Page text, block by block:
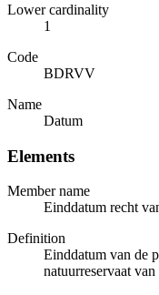
Lower cardinality
1
Code
BDRVV
Name
Datum
Elements
Member name
Einddatum recht
Definition
Einddatum van de
natuurreservaat